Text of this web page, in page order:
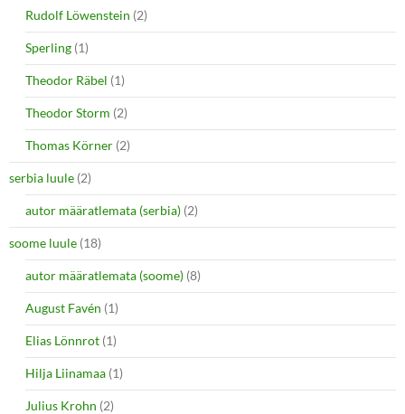
Rudolf Löwenstein (2)
Sperling (1)
Theodor Räbel (1)
Theodor Storm (2)
Thomas Körner (2)
serbia luule (2)
autor määratlemata (serbia) (2)
soome luule (18)
autor määratlemata (soome) (8)
August Favén (1)
Elias Lönnrot (1)
Hilja Liinamaa (1)
Julius Krohn (2)